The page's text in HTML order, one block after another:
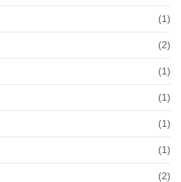
(1)
(2)
(1)
(1)
(1)
(1)
(2)